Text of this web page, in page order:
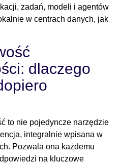
zadań, modeli i agentów
w centrach danych, jak
dlaczego
to nie pojedyncze narzędzie
integralnie wpisana w
Pozwala ona każdemu
na kluczowe